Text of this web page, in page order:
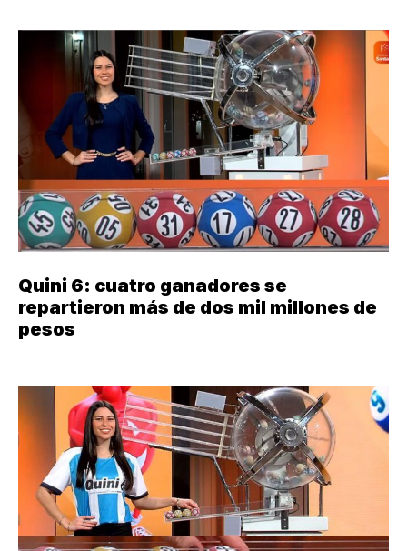
Quini 6: cuatro ganadores se
repartieron más de dos mil millones de
pesos